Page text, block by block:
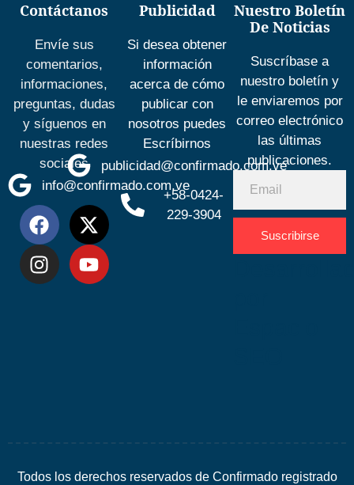
Contáctanos
Envíe sus
comentarios,
informaciones,
preguntas, dudas
y síguenos en
nuestras redes
sociales
info@confirmado.com.ve
Publicidad
Si desea obtener
información
acerca de cómo
publicar con
nosotros puedes
Escríbirnos
publicidad@confirmado.com.ve
+58-0424-
229-3904
Nuestro Boletín
De Noticias
Suscríbase a
nuestro boletín y
le enviaremos por
correo electrónico
las últimas
publicaciones.
Suscribirse
Todos los derechos reservados de Confirmado registrado